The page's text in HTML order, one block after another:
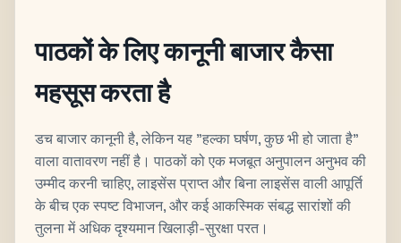
पाठकों के लिए कानूनी बाजार कैसा
महसूस करता है
डच बाजार कानूनी है, लेकिन यह "हल्का घर्षण, कुछ भी हो जाता है"
वाला वातावरण नहीं है। पाठकों को एक मजबूत अनुपालन अनुभव की
उम्मीद करनी चाहिए, लाइसेंस प्राप्त और बिना लाइसेंस वाली आपूर्ति
के बीच एक स्पष्ट विभाजन, और कई आकस्मिक संबद्ध सारांशों की
तुलना में अधिक दृश्यमान खिलाड़ी-सुरक्षा परत।